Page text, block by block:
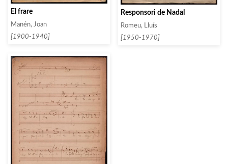
El frare
Manén, Joan
[1900-1940]
Responsori de Nadal
Romeu, Lluís
[1950-1970]